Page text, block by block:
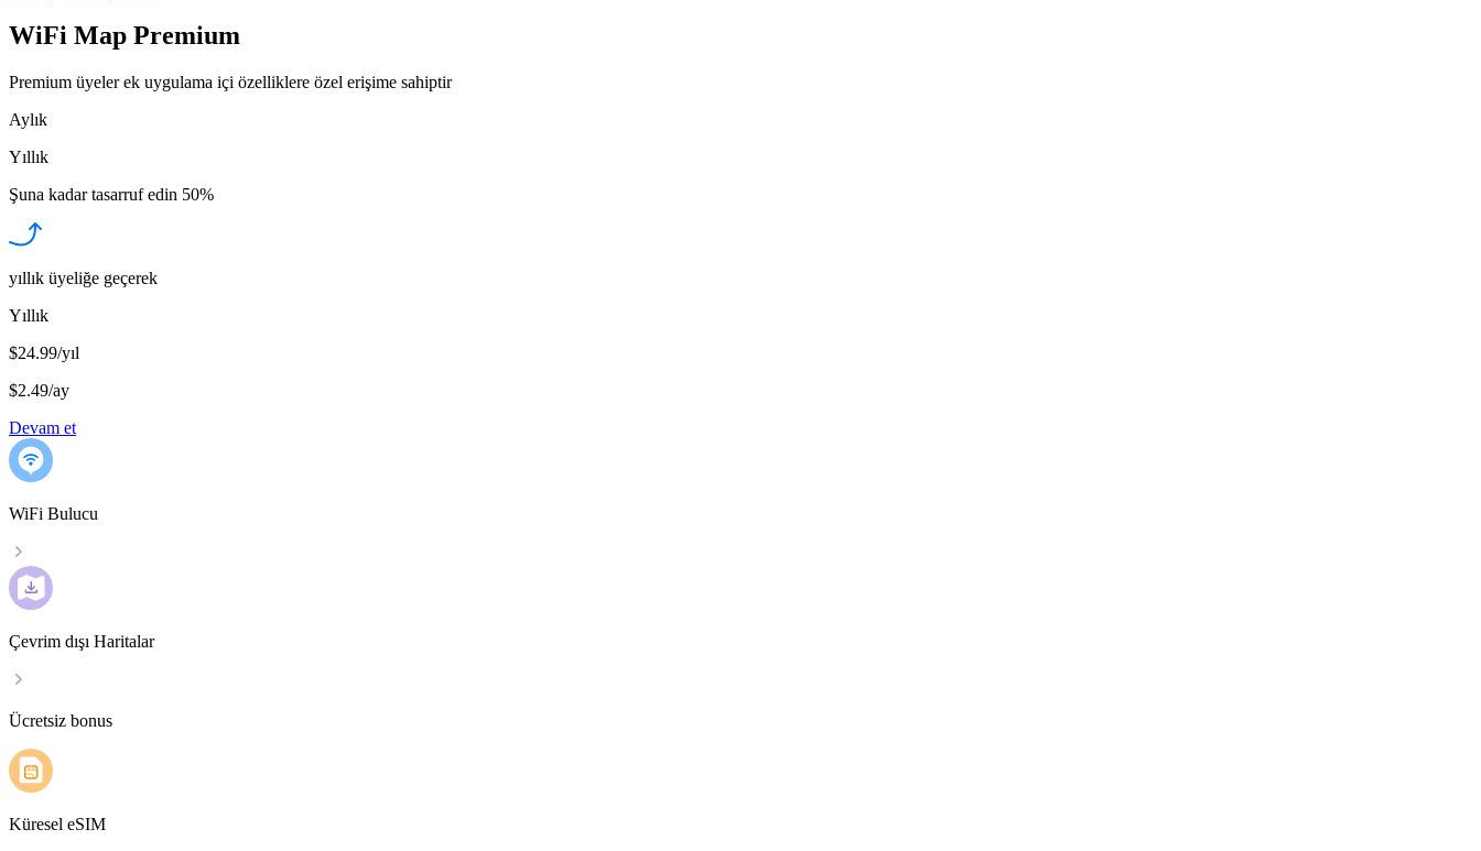
WiFi Map Premium
Premium üyeler ek uygulama içi özelliklere özel erişime sahiptir
Aylık
Yıllık
Şuna kadar tasarruf edin 50%
yıllık üyeliğe geçerek
Yıllık
$24.99/yıl
$2.49/ay
Devam et
WiFi Bulucu
Çevrim dışı Haritalar
Ücretsiz bonus
Küresel eSIM